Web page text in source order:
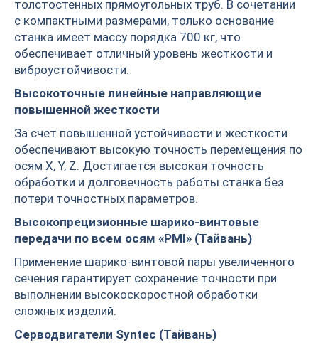
толстостенных прямоугольных труб. В сочетании
с компактными размерами, только основание
станка имеет массу порядка 700 кг, что
обеспечивает отличный уровень жесткости и
виброустойчивости.
Высокоточные линейные направляющие
повышенной жесткости
За счет повышенной устойчивости и жесткости
обеспечивают высокую точность перемещения по
осям Х, Y, Z. Достигается высокая точность
обработки и долговечность работы станка без
потери точностных параметров.
Высокопрецизионные шарико-винтовые
передачи по всем осям «PMI» (Тайвань)
Применение шарико-винтовой пары увеличенного
сечения гарантирует сохранение точности при
выполнении высокоскоростной обработки
сложных изделий.
Серводвигатели Syntec (Тайвань)